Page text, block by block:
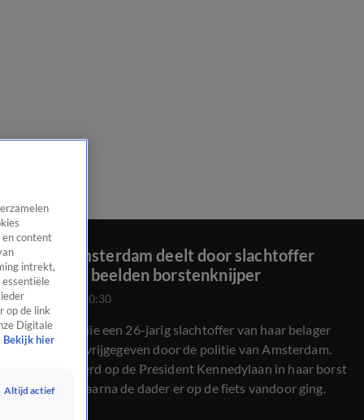
Politie Amsterdam deelt door slachtoffer
gemaakte beelden borstenknijper
24 juli 2020, 20:30
De beelden die een 26-jarig slachtoffer van haar belager
maakte, zijn vrijgegeven door de politie van Amsterdam.
De vrouw werd op de President Kennedylaan in haar borst
geknepen, waarna de dader er op de fiets vandoor ging.
en content
intrekt,
op de link
Digitale
Bekijk hier
Altijd actief